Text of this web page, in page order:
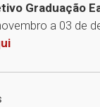
Graduação
a 03 de